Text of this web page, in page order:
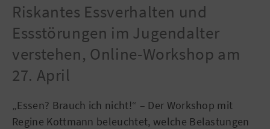
Riskantes Essverhalten und
Essstörungen im Jugendalter
verstehen, Online-Workshop am
27. April
„Essen? Brauch ich nicht!“ – Der Workshop mit
Regine Kottmann beleuchtet, welche Belastungen